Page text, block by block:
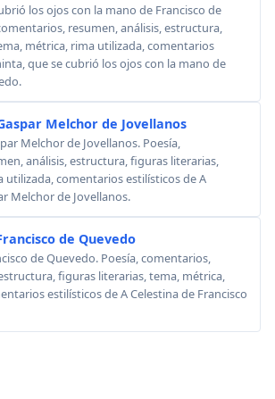
los ojos con la mano de Francisco de
resumen, análisis, estructura,
métrica, rima utilizada, comentarios
que se cubrió los ojos con la mano de
Melchor de Jovellanos
Melchor de Jovellanos. Poesía,
análisis, estructura, figuras literarias,
utilizada, comentarios estilísticos de A
Melchor de Jovellanos.
de Quevedo
de Quevedo. Poesía, comentarios,
figuras literarias, tema, métrica,
estilísticos de A Celestina de Francisco